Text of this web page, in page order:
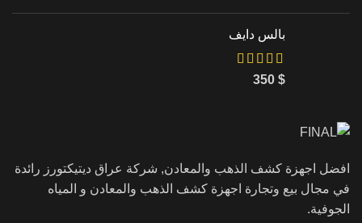
بالس دايف
350 $
افضل اجهزة كشف الذهب والمعادن, شركة عراق ديتيكتورز رائدة
في مجال بيع وتجارة اجهزة كشف الذهب والمعادن و المياه
الجوفية.